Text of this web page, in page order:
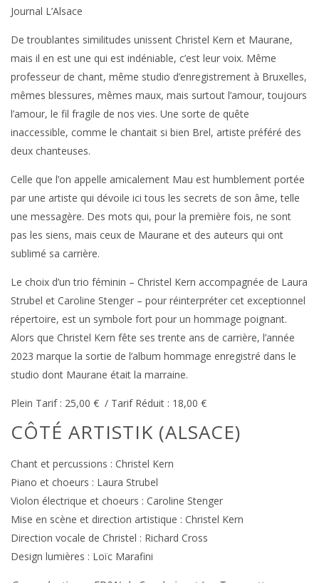
Journal L’Alsace
De troublantes similitudes unissent Christel Kern et Maurane,
mais il en est une qui est indéniable, c’est leur voix. Même
professeur de chant, même studio d’enregistrement à Bruxelles,
mêmes blessures, mêmes maux, mais surtout l’amour, toujours
l’amour, le fil fragile de nos vies. Une sorte de quête
inaccessible, comme le chantait si bien Brel, artiste préféré des
deux chanteuses.
Celle que l’on appelle amicalement Mau est humblement portée
par une artiste qui dévoile ici tous les secrets de son âme, telle
une messagère. Des mots qui, pour la première fois, ne sont
pas les siens, mais ceux de Maurane et des auteurs qui ont
sublimé sa carrière.
Le choix d’un trio féminin – Christel Kern accompagnée de Laura
Strubel et Caroline Stenger – pour réinterpréter cet exceptionnel
répertoire, est un symbole fort pour un hommage poignant.
Alors que Christel Kern fête ses trente ans de carrière, l’année
2023 marque la sortie de l’album hommage enregistré dans le
studio dont Maurane était la marraine.
Plein Tarif : 25,00 € / Tarif Réduit : 18,00 €
CÔTÉ ARTISTIK (ALSACE)
Chant et percussions : Christel Kern
Piano et choeurs : Laura Strubel
Violon électrique et choeurs : Caroline Stenger
Mise en scène et direction artistique : Christel Kern
Direction vocale de Christel : Richard Cross
Design lumières : Loïc Marafini